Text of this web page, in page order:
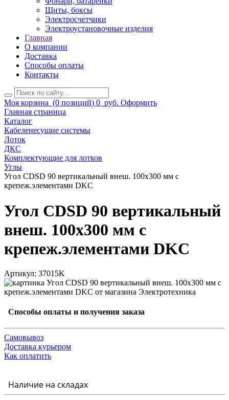
Щиты, боксы
Электросчетчики
Электроустановочные изделия
Главная
О компании
Доставка
Способы оплаты
Контакты
Моя корзина (0 позиций) 0 руб. Оформить
Главная страница
Каталог
Кабеленесущие системы
Лоток
ДКС
Комплектующие для лотков
Углы
Угол CDSD 90 вертикальный внеш. 100х300 мм с
крепеж.элементами DKC
Угол CDSD 90 вертикальный
внеш. 100х300 мм с
крепеж.элементами DKC
Артикул: 37015K
Способы оплаты и получения заказа
Самовывоз
Доставка курьером
Как оплатить
Наличие на складах